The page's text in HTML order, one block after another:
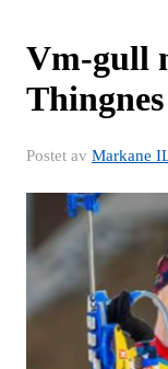
Vm-gull
Postet av Markane